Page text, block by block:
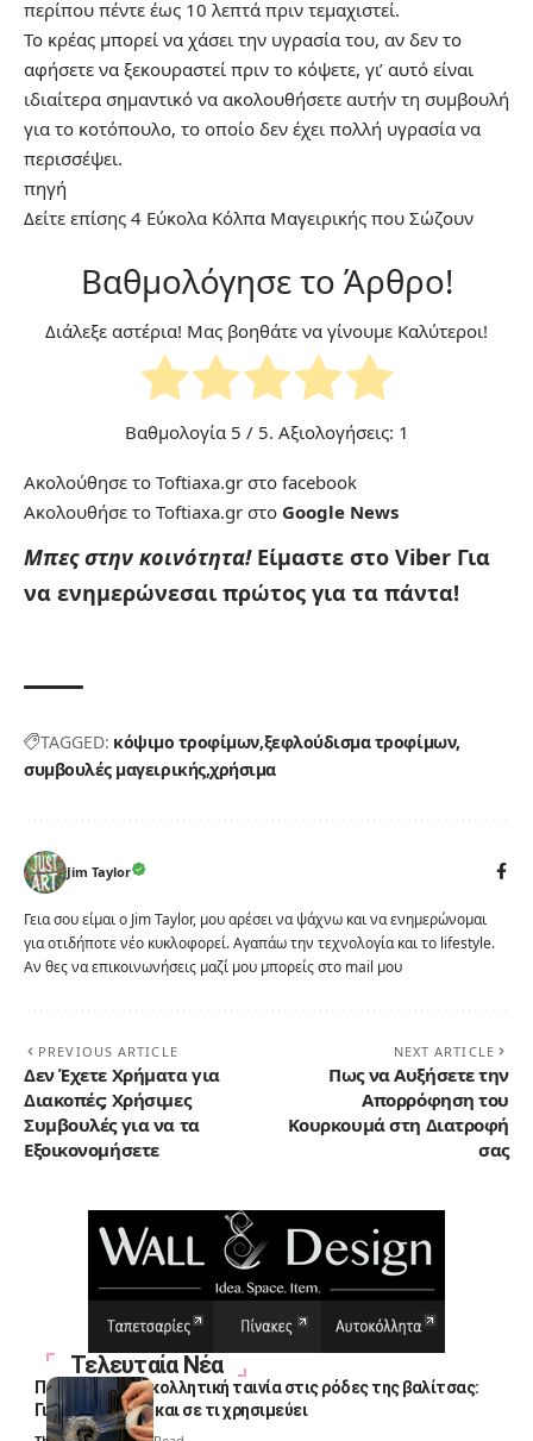
περίπου πέντε έως 10 λεπτά πριν τεμαχιστεί.
Το κρέας μπορεί να χάσει την υγρασία του, αν δεν το
αφήσετε να ξεκουραστεί πριν το κόψετε, γι’ αυτό είναι
ιδιαίτερα σημαντικό να ακολουθήσετε αυτήν τη συμβουλή
για το κοτόπουλο, το οποίο δεν έχει πολλή υγρασία να
περισσέψει.
πηγή
Δείτε επίσης 4 Εύκολα Κόλπα Μαγειρικής που Σώζουν
Βαθμολόγησε το Άρθρο!
Διάλεξε αστέρια! Μας βοηθάτε να γίνουμε Καλύτεροι!
Βαθμολογία 5 / 5. Αξιολογήσεις: 1
Ακολούθησε το Toftiaxa.gr στο facebook
Ακολουθήσε το Toftiaxa.gr στο Google News
Μπες στην κοινότητα! Είμαστε στο Viber Για
να ενημερώνεσαι πρώτος για τα πάντα!
TAGGED: κόψιμο τροφίμων ξεφλούδισμα τροφίμων
συμβουλές μαγειρικήςχρήσιμα
Jim Taylor
Γεια σου είμαι ο Jim Taylor, μου αρέσει να ψάχνω και να ενημερώνομαι
για οτιδήποτε νέο κυκλοφορεί. Αγαπάω την τεχνολογία και το lifestyle.
Αν θες να επικοινωνήσεις μαζί μου μπορείς στο mail μου
PREVIOUS ARTICLE
Δεν Έχετε Χρήματα για
Διακοπές; Χρήσιμες
Συμβουλές για να τα
Εξοικονομήσετε
NEXT ARTICLE
Πως να Αυξήσετε την
Απορρόφηση του
Κουρκουμά στη Διατροφή
σας
Τελευταία Νέα
Πολλοί βάζουν κολλητική ταινία στις ρόδες της βαλίτσας:
Γιατί το κάνουν και σε τι χρησιμεύει